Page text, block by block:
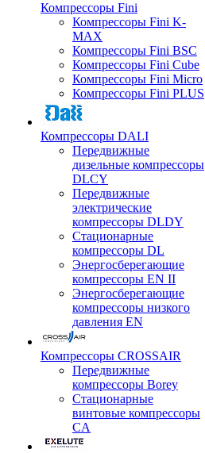
Компрессоры Fini
Компрессоры Fini K-
MAX
Компрессоры Fini BSC
Компрессоры Fini Cube
Компрессоры Fini Micro
Компрессоры Fini PLUS
Компрессоры DALI
Передвижные
дизельные компрессоры
DLCY
Передвижные
электрические
компрессоры DLDY
Стационарные
компрессоры DL
Энергосберегающие
компрессоры EN II
Энергосберегающие
компрессоры низкого
давления EN
Компрессоры CROSSAIR
Передвижные
компрессоры Borey
Стационарные
винтовые компрессоры
CA